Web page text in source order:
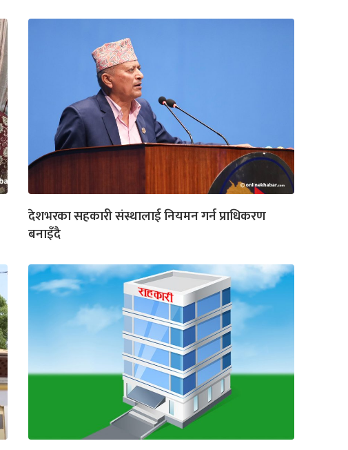
देशभरका सहकारी संस्थालाई नियमन गर्न प्राधिकरण
बनाइँदै